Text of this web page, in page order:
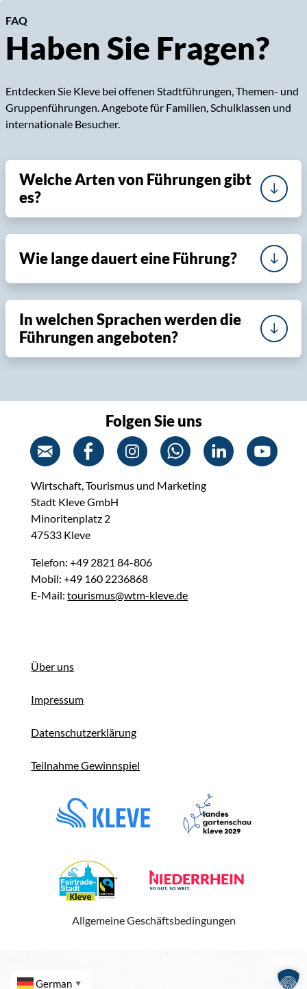
FAQ
Haben Sie Fragen?
Entdecken Sie Kleve bei offenen Stadtführungen, Themen- und
Gruppenführungen. Angebote für Familien, Schulklassen und
internationale Besucher.
Welche Arten von Führungen gibt
es?
Wie lange dauert eine Führung?
In welchen Sprachen werden die
Führungen angeboten?
Folgen Sie uns
Wirtschaft, Tourismus und Marketing
Stadt Kleve GmbH
Minoritenplatz 2
47533 Kleve
Telefon: +49 2821 84-806
Mobil: +49 160 2236868
E-Mail:tourismus@wtm-kleve.de
Über uns
Impressum
Datenschutzerklärung
Teilnahme Gewinnspiel
Allgemeine Geschäftsbedingungen
German ▼